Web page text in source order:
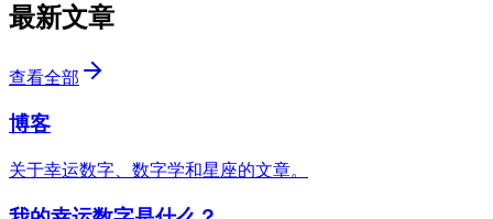
最新文章
查看全部
博客
关于幸运数字、数字学和星座的文章。